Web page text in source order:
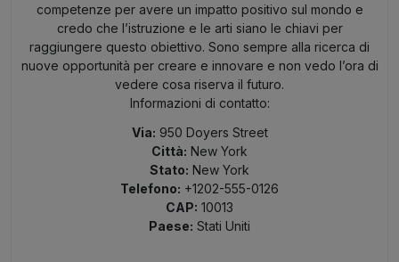
competenze per avere un impatto positivo sul mondo e
credo che l’istruzione e le arti siano le chiavi per
raggiungere questo obiettivo. Sono sempre alla ricerca di
nuove opportunità per creare e innovare e non vedo l’ora di
vedere cosa riserva il futuro.
Informazioni di contatto:
Via: 950 Doyers Street
Città: New York
Stato: New York
Telefono: +1202-555-0126
CAP: 10013
Paese: Stati Uniti